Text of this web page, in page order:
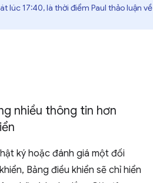
lúc 17:40, là thời điểm Paul thảo luận về
nhiều thông tin hơn
ký hoặc đánh giá một đối
Bảng điều khiển sẽ chỉ hiển